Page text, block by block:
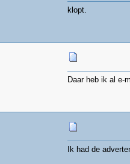
klopt.
Daar heb ik al e-
Ik had de